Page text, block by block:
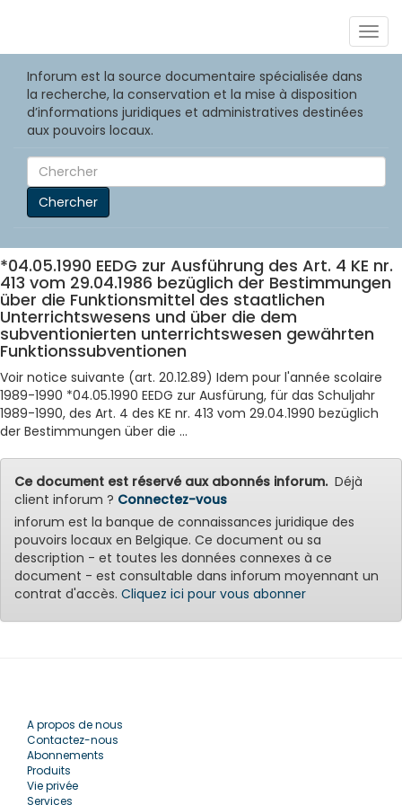
Inforum est la source documentaire spécialisée dans
la recherche, la conservation et la mise à disposition
d’informations juridiques et administratives destinées
aux pouvoirs locaux.
Chercher
*04.05.1990 EEDG zur Ausführung des Art. 4 KE nr.
413 vom 29.04.1986 bezüglich der Bestimmungen
über die Funktionsmittel des staatlichen
Unterrichtswesens und über die dem
subventionierten unterrichtswesen gewährten
Funktionssubventionen
Voir notice suivante (art. 20.12.89) Idem pour l'année scolaire
1989-1990 *04.05.1990 EEDG zur Ausfürung, für das Schuljahr
1989-1990, des Art. 4 des KE nr. 413 vom 29.04.1990 bezüglich
der Bestimmungen über die ...
Ce document est réservé aux abonnés inforum.Déjà
client inforum ? Connectez-vous
inforum est la banque de connaissances juridique des
pouvoirs locaux en Belgique. Ce document ou sa
description - et toutes les données connexes à ce
document - est consultable dans inforum moyennant un
contrat d'accès. Cliquez ici pour vous abonner
A propos de nous
Contactez-nous
Abonnements
Produits
Vie privée
Services